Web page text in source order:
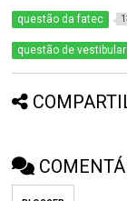
questão da fatec
questão de vestibular